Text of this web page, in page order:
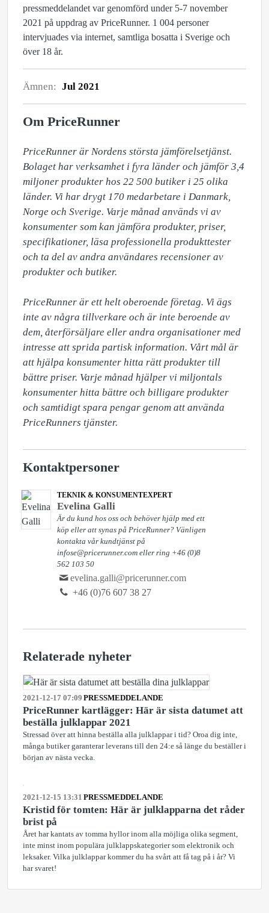
pressmeddelandet var genomförd under 5-7 november
2021 på uppdrag av PriceRunner. 1 004 personer
intervjuades via internet, samtliga bosatta i Sverige och
över 18 år.
Ämnen: Jul 2021
Om PriceRunner
PriceRunner är Nordens största jämförelsetjänst.
Bolaget har verksamhet i fyra länder och jämför 3,4
miljoner produkter hos 22 500 butiker i 25 olika
länder. Vi har drygt 170 medarbetare i Danmark,
Norge och Sverige. Varje månad används vi av
konsumenter som kan jämföra produkter, priser,
specifikationer, läsa professionella produkttester
och ta del av andra användares recensioner av
produkter och butiker.
PriceRunner är ett helt oberoende företag. Vi ägs
inte av några tillverkare och är inte beroende av
dem, återförsäljare eller andra organisationer med
intresse att sprida partisk information. Vårt mål är
att hjälpa konsumenter hitta rätt produkter till
bättre priser. Varje månad hjälper vi miljontals
konsumenter hitta bättre och billigare produkter
och samtidigt spara pengar genom att använda
PriceRunners tjänster.
Kontaktpersoner
TEKNIK & KONSUMENTEXPERT
Evelina Galli
Är du kund hos oss och behöver hjälp med ett
köp eller att synas på PriceRunner? Vänligen
kontakta vår kundtjänst på
infose@pricerunner.com eller ring +46 (0)8
562 103 50
evelina.galli@pricerunner.com
+46 (0)76 607 38 27
Relaterade nyheter
2021-12-17 07:09 PRESSMEDDELANDE
PriceRunner kartlägger: Här är sista datumet att
beställa julklappar 2021
Stressad över att hinna beställa alla julklappar i tid? Oroa dig inte,
många butiker garanterar leverans till den 24:e så länge du beställer i
början av nästa vecka.
2021-12-15 13:31 PRESSMEDDELANDE
Kristid för tomten: Här är julklapparna det råder
brist på
Året har kantats av tomma hyllor inom alla möjliga olika segment,
inte minst inom populära julklappskategorier som elektronik och
leksaker. Vilka julklappar kommer du ha svårt att få tag på i år? Vi
har svaret!